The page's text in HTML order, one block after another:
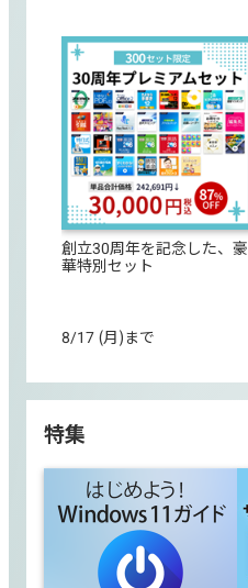
創立30周年を記念した、豪
華特別セット
8/17 (月)まで
特集